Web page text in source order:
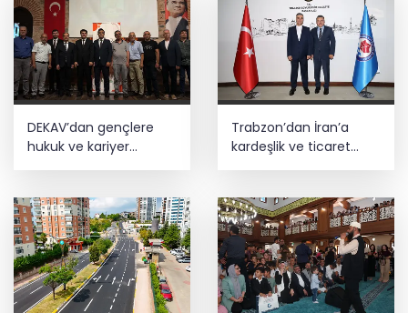
DEKAV’dan gençlere
hukuk ve kariyer
buluşması
Trabzon’dan İran’a
kardeşlik ve ticaret
mesajı